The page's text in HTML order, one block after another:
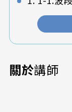
關於講師